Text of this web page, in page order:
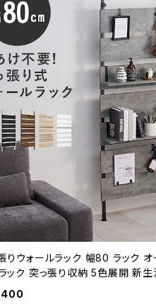
りウォールラック 幅80 ラック オ
ック 突っ張り収納 5色展開 新